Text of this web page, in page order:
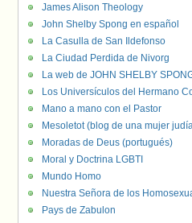
James Alison Theology
John Shelby Spong en español
La Casulla de San Ildefonso
La Ciudad Perdida de Nivorg
La web de JOHN SHELBY
Los Universículos del Hermano
Mano a mano con el Pastor
Mesoletot (blog de una mujer
Moradas de Deus (portugués)
Moral y Doctrina LGBTI
Mundo Homo
Nuestra Señora de los
Pays de Zabulon